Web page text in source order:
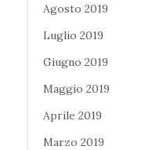
Agosto 2019
Luglio 2019
Giugno 2019
Maggio 2019
Aprile 2019
Marzo 2019